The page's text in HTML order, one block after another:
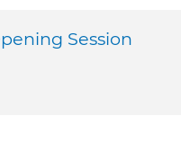
Session